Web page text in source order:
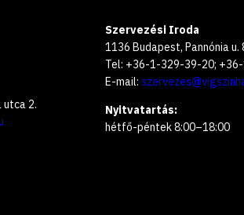
utca 2.
Szervezési Iroda
1136 Budapest, Pannónia u.
Tel: +36-1-329-39-20;
E-mail:
Nyitvatartás:
hétfő-péntek 8:00–18:00